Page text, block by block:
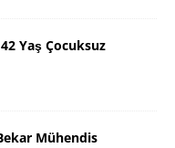
Yaş Çocuksuz
Mühendis